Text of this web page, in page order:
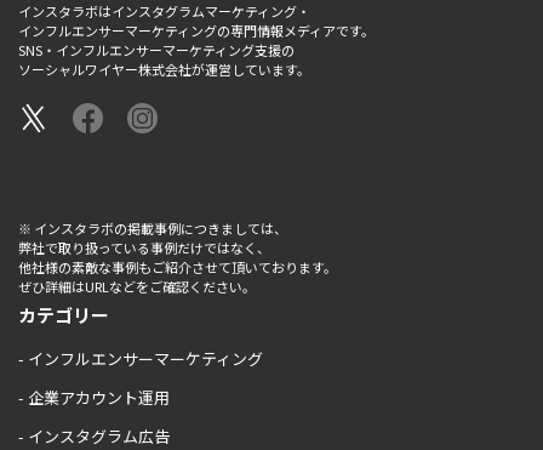
インスタラボはインスタグラムマーケティング・
インフルエンサーマーケティングの専門情報メディアです。
SNS・インフルエンサーマーケティング支援の
ソーシャルワイヤー株式会社が運営しています。
※ インスタラボの掲載事例につきましては、
弊社で取り扱っている事例だけではなく、
他社様の素敵な事例もご紹介させて頂いております。
ぜひ詳細はURLなどをご確認ください。
カテゴリー
- インフルエンサーマーケティング
- 企業アカウント運用
- インスタグラム広告